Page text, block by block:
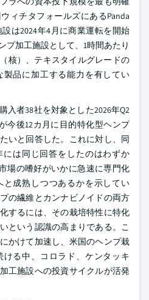
ィチタフォールズにあるPanda
は2024年4月に商業運転を開始
プ加工施設として、1時間あたり
核）、テキスタイルグレードの
品に加工する能力を有してい
入者38社を対象とした2026年Q2
今後12カ月に目的特化型ヘンプ
いと回答した。これに対し、同
には同じ回答をしたのはわずか
場の嗜好がいかに急速に専門化
成熟しつつあるかを示してい
の繊維とカンナビノイドの両方
するには、その栽培特性に特化
という認識の高まりである。こ
かけて加速し、米国のヘンプ栽
る中、コロラド、ケンタッキ
工施設への投資サイクルが活発